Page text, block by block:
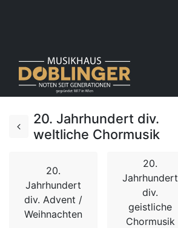
20. Jahrhundert div.
weltliche Chormusik
20.
Jahrhundert
div. Advent /
Weihnachten
20.
Jahrhundert
div.
geistliche
Chormusik